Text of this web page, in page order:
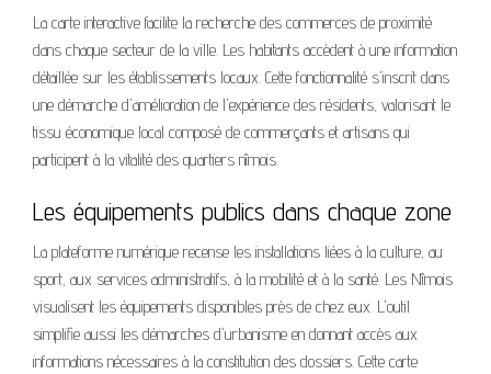
La carte interactive facilite la recherche des commerces de proximité
dans chaque secteur de la ville. Les habitants accèdent à une information
détaillée sur les établissements locaux. Cette fonctionnalité s'inscrit dans
une démarche d'amélioration de l'expérience des résidents, valorisant le
tissu économique local composé de commerçants et artisans qui
participent à la vitalité des quartiers nîmois.
Les équipements publics dans chaque zone
La plateforme numérique recense les installations liées à la culture, au
sport, aux services administratifs, à la mobilité et à la santé. Les Nîmois
visualisent les équipements disponibles près de chez eux. L'outil
simplifie aussi les démarches d'urbanisme en donnant accès aux
informations nécessaires à la constitution des dossiers. Cette carte